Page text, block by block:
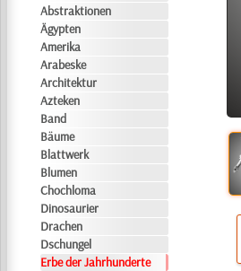
Abstraktionen
Ägypten
Amerika
Arabeske
Architektur
Azteken
Band
Bäume
Blattwerk
Blumen
Chochloma
Dinosaurier
Drachen
Dschungel
Erbe der Jahrhunderte